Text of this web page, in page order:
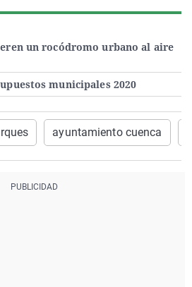
un rocódromo urbano al aire
municipales 2020
ayuntamiento cuenca